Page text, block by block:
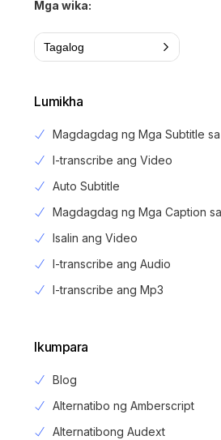
Mga wika:
Tagalog
Lumikha
Magdagdag ng Mga Subtitle
I-transcribe ang Video
Auto Subtitle
Magdagdag ng Mga Caption
Isalin ang Video
I-transcribe ang Audio
I-transcribe ang Mp3
Ikumpara
Blog
Alternatibo ng Amberscript
Alternatibong Audext